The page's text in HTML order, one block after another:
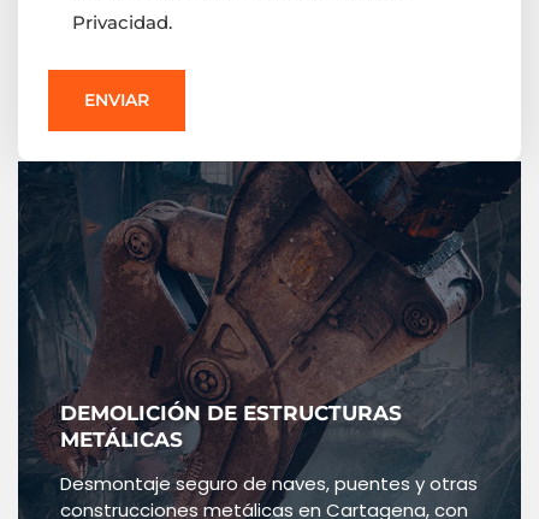
Privacidad.
DEMOLICIÓN DE ESTRUCTURAS
METÁLICAS
Desmontaje seguro de naves, puentes y otras
construcciones metálicas en Cartagena, con